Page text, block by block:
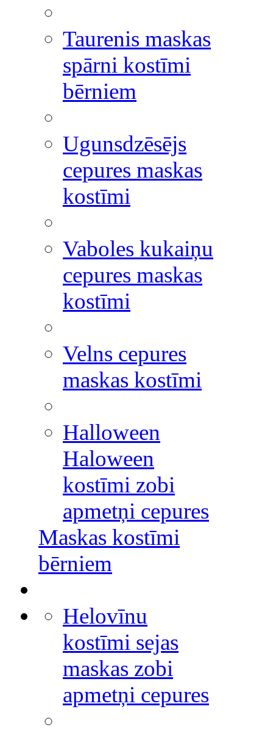
Taurenis maskas
spārni kostīmi
bērniem
Ugunsdzēsējs
cepures maskas
kostīmi
Vaboles kukaiņu
cepures maskas
kostīmi
Velns cepures
maskas kostīmi
Halloween
Haloween
kostīmi zobi
apmetņi cepures
Maskas kostīmi
bērniem
Helovīnu
kostīmi sejas
maskas zobi
apmetņi cepures